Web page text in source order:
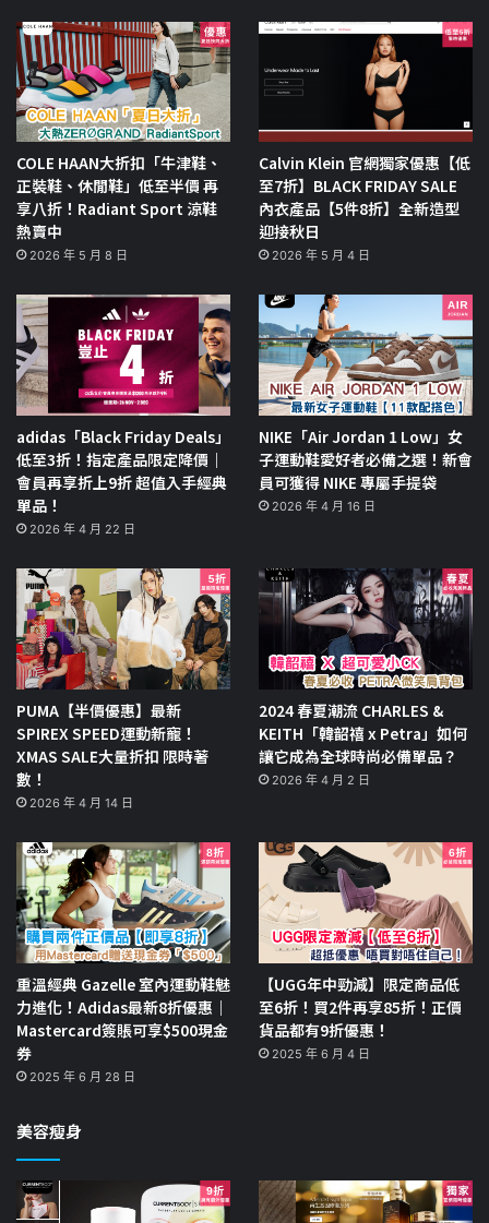
COLE HAAN大折扣「牛津鞋、
正裝鞋、休閒鞋」低至半價 再
享八折！Radiant Sport 涼鞋
熱賣中
2026 年 5 月 8 日
Calvin Klein 官網獨家優惠【低
至7折】BLACK FRIDAY SALE
內衣產品【5件8折】全新造型
迎接秋日
2026 年 5 月 4 日
adidas「Black Friday Deals」
低至3折！指定產品限定降價｜
會員再享折上9折 超值入手經典
單品！
2026 年 4 月 22 日
NIKE「Air Jordan 1 Low」女
子運動鞋愛好者必備之選！新會
員可獲得 NIKE 專屬手提袋
2026 年 4 月 16 日
PUMA【半價優惠】最新
SPIREX SPEED運動新寵！
XMAS SALE大量折扣 限時著
數！
2026 年 4 月 14 日
2024 春夏潮流 CHARLES &
KEITH「韓韶禧 x Petra」如何
讓它成為全球時尚必備單品？
2026 年 4 月 2 日
重溫經典 Gazelle 室內運動鞋魅
力進化！Adidas最新8折優惠｜
Mastercard簽賬可享$500現金
券
2025 年 6 月 28 日
【UGG年中勁減】限定商品低
至6折！買2件再享85折！正價
貨品都有9折優惠！
2025 年 6 月 4 日
美容瘦身